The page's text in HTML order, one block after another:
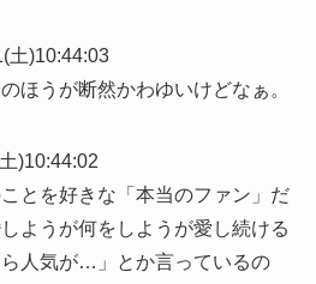
土)10:44:03
ほうが断然かわゆいけどなぁ。
)10:44:02
とを好きな「本当のファン」だ
ようが何をしようが愛し続ける
人気が…」とか言っているの